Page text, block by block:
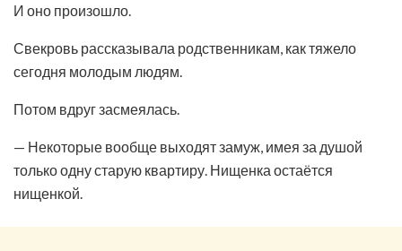
И оно произошло.
Свекровь рассказывала родственникам, как тяжело
сегодня молодым людям.
Потом вдруг засмеялась.
— Некоторые вообще выходят замуж, имея за душой
только одну старую квартиру. Нищенка остаётся
нищенкой.